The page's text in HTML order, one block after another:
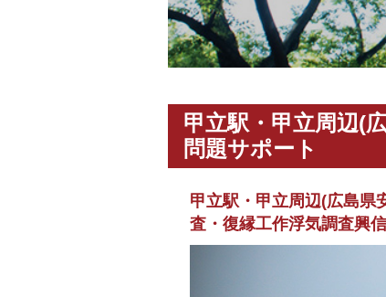
甲立駅・甲立周辺(
問題サポート
甲立駅・甲立周辺(広島県
査・復縁工作浮気調査興